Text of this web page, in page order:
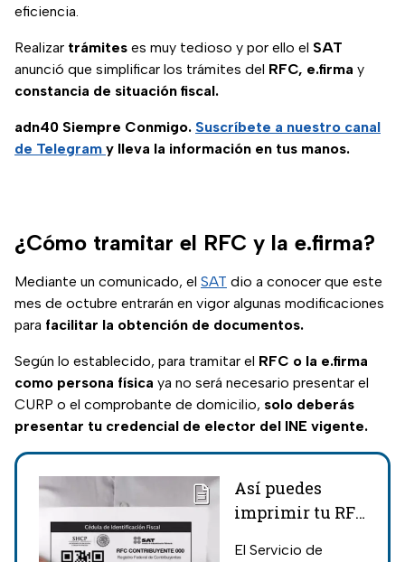
eficiencia.
Realizar trámites es muy tedioso y por ello el SAT
anunció que simplificar los trámites del RFC, e.firma y
constancia de situación fiscal.
adn40 Siempre Conmigo. Suscríbete a nuestro canal
de Telegram y lleva la información en tus manos.
¿Cómo tramitar el RFC y la e.firma?
Mediante un comunicado, el SAT dio a conocer que este
mes de octubre entrarán en vigor algunas modificaciones
para facilitar la obtención de documentos.
Según lo establecido, para tramitar el RFC o la e.firma
como persona física ya no será necesario presentar el
CURP o el comprobante de domicilio, solo deberás
presentar tu credencial de elector del INE vigente.
Así puedes
imprimir tu RFC
El Servicio de